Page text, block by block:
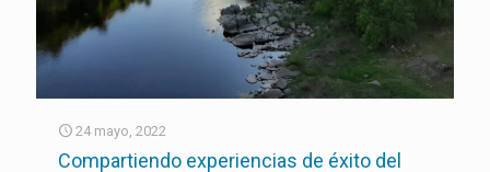
24 mayo, 2022
Compartiendo experiencias de éxito del